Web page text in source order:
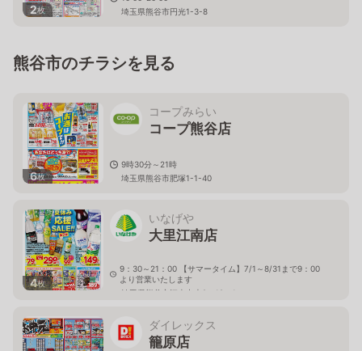
2枚
埼玉県熊谷市円光1-3-8
熊谷市のチラシを見る
6枚
コープみらい
コープ熊谷店
9時30分～21時
埼玉県熊谷市肥塚1-1-40
4枚
いなげや
大里江南店
9：30～21：00 【サマータイム】7/1～8/31まで9：00
より営業いたします
埼玉県熊谷市江南中央2－19－1
ダイレックス
籠原店